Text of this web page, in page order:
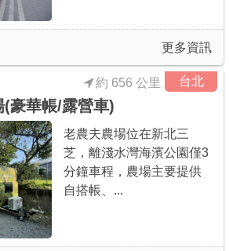
更多資訊
台北
約 656 公里
豪華帳/露營車)
老農夫農場位在新北三
芝，離淺水灣海濱公園僅3
分鐘車程，農場主要提供
自搭帳、...